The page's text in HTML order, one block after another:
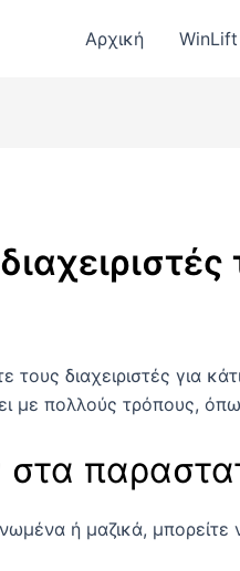
Αρχική WinLift
τους διαχειριστές για
με πολλούς τρόπους,
ή μαζικά,